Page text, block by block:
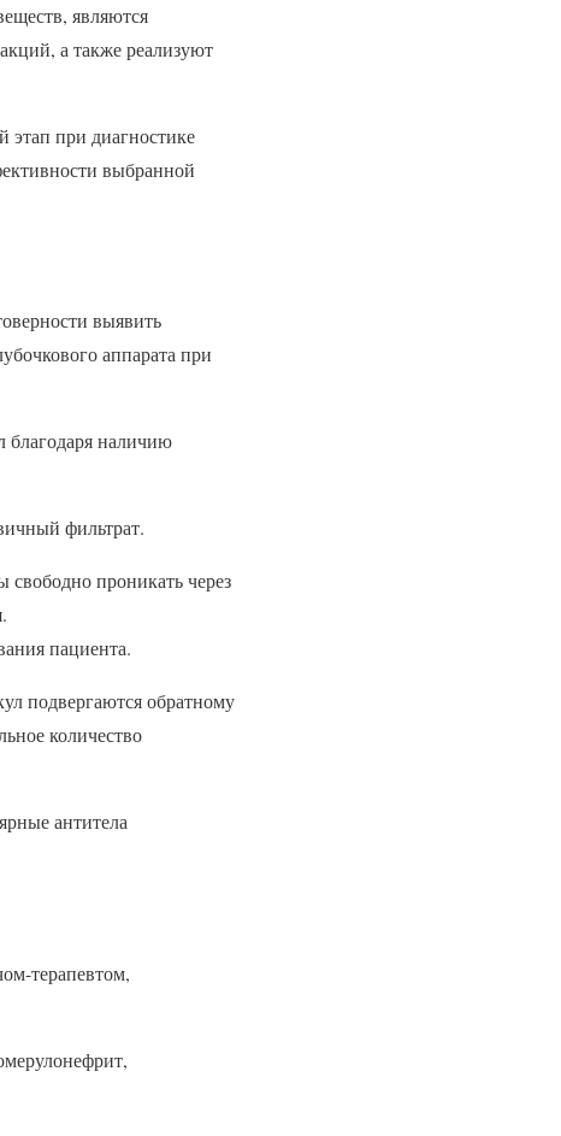
являются
а также реализуют
этап при диагностике
выбранной
выявить
аппарата при
благодаря наличию
фильтрат.
проникать через
пациента.
подвергаются обратному
количество
антитела
терапевтом,